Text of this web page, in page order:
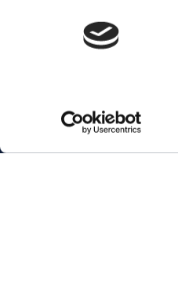
LAVORA CON NOI
F.A.Q.
MYES WORLD